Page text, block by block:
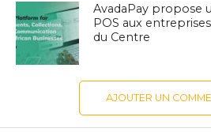
AvadaPay propose
POS aux
du Centre
AJOUTER UN